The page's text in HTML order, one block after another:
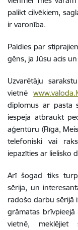
palikt cilvēkiem,
ir varonība.
Paldies par
gēns, ja Jūsu acis
Uzvarētāju
vietnē
diplomus ar pasta
iespēja atbraukt
aģentūru (Rīgā,
telefoniski vai
iepazīties ar lielisko
Arī šogad tiks
sērija, un
radošo darbu sērijā
grāmatas
vietnē, meklējiet